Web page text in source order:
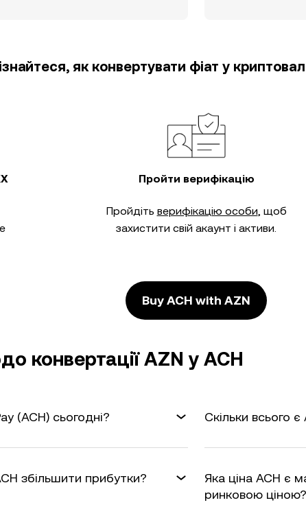
як конвертувати фіат у
Пройти верифікацію
Пройдіть верифікацію особи, щоб
захистити свій акаунт і активи.
Buy ACH with AZN
конвертації AZN у ACH
(ACH) сьогодні? Скільки всього
збільшити прибутки?
Яка ціна ACH є
ринковою ціною?